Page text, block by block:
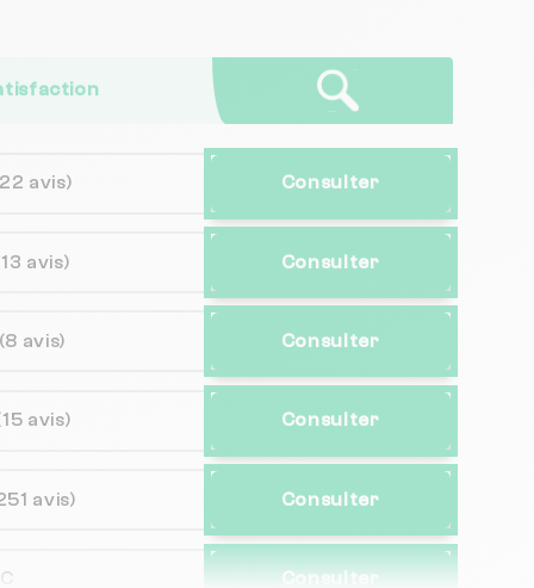
avis) Consulter
avis) Consulter
(8 avis) Consulter
avis) Consulter
avis) Consulter
Consulter